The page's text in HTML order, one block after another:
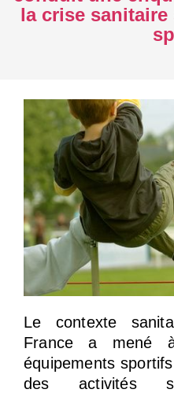
la crise
Le contexte
France a mené
équipements
des activités